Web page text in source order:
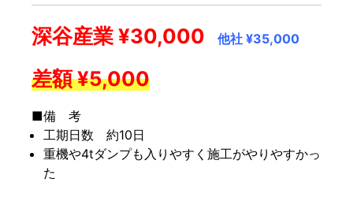
深谷産業 ¥30,000 他社 ¥35,000
差額 ¥5,000
■備 考
工期日数 約10日
重機や4tダンプも入りやすく施工がやりやすかっ
た